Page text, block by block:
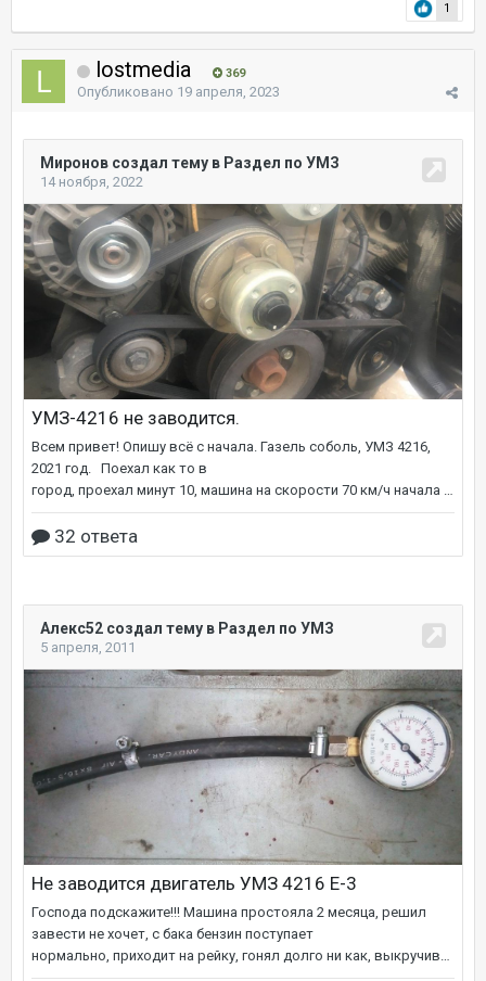
1
lostmedia 369
Опубликовано 19 апреля, 2023